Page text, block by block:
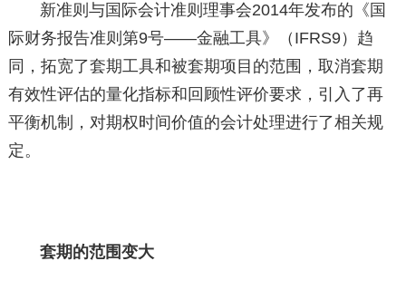
新准则与国际会计准则理事会2014年发布的《国
际财务报告准则第9号——金融工具》（IFRS9）趋
同，拓宽了套期工具和被套期项目的范围，取消套期
有效性评估的量化指标和回顾性评价要求，引入了再
平衡机制，对期权时间价值的会计处理进行了相关规
定。
套期的范围变大